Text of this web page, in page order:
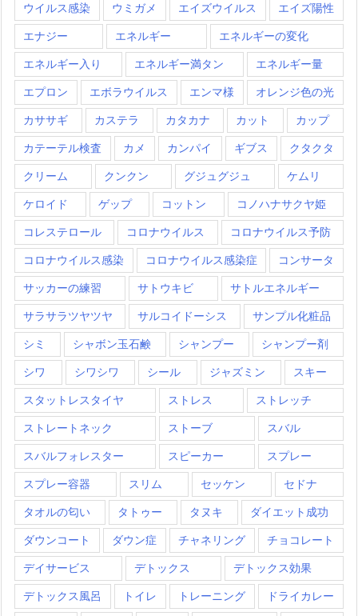
ウイルス感染 ウミガメ エイズウイルス エイズ陽性
エナジー エネルギー エネルギーの変化
エネルギー入り エネルギー満タン エネルギー量
エプロン エボラウイルス エンマ様 オレンジ色の光
カササギ カステラ カタカナ カット カップ
カテーテル検査 カメ カンパイ ギブス クタクタ
クリーム クンクン グジュグジュ ケムリ
ケロイド ゲップ コットン コノハナサクヤ姫
コレステロール コロナウイルス コロナウイルス予防
コロナウイルス感染 コロナウイルス感染症 コンサータ
サッカーの練習 サトウキビ サトルエネルギー
サラサラツヤツヤ サルコイドーシス サンプル化粧品
シミ シャボン玉石鹸 シャンプー シャンプー剤
シワ シワシワ シール ジャズミン スキー
スタットレスタイヤ ストレス ストレッチ
ストレートネック ストーブ スバル
スバルフォレスター スピーカー スプレー
スプレー容器 スリム セッケン セドナ
タオルの匂い タトゥー タヌキ ダイエット成功
ダウンコート ダウン症 チャネリング チョコレート
デイサービス デトックス デトックス効果
デトックス風呂 トイレ トレーニング ドライカレー